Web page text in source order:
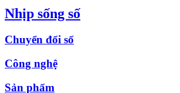
Nhịp sống số
Chuyển đổi số
Công nghệ
Sản phẩm